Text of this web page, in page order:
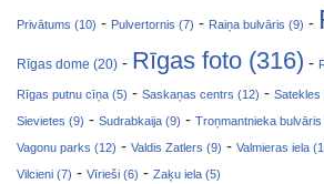
Privātums (10) - Pulvertornis (7) - Raiņa bulvāris (9) -
Rīgas dome (20) - Rīgas foto (316) -
Rīgas putnu cīņa (5) - Saskaņas centrs (12) - Satekles
Sievietes (9) - Sudrabkaija (9) - Troņmantnieka bulvāris
Vagonu parks (12) - Valdis Zatlers (9) - Valmieras iela
Vilcieni (7) - Vīrieši (6) - Zaķu iela (5)